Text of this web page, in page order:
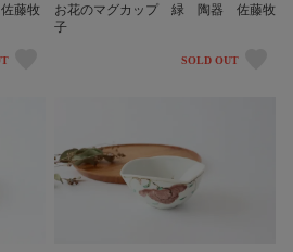
藤牧
お花のマグカップ 緑 陶器 佐藤牧
子
SOLD OUT